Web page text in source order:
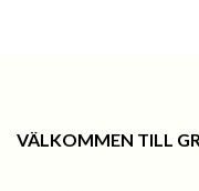
VÄLKOMMEN TILL